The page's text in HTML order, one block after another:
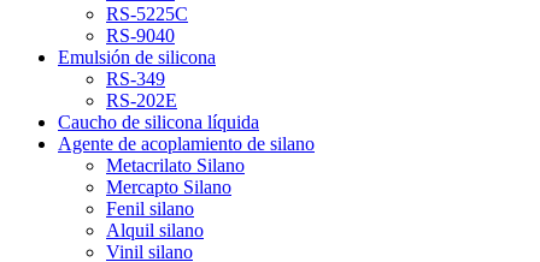
RS-5225C
RS-9040
Emulsión de silicona
RS-349
RS-202E
Caucho de silicona líquida
Agente de acoplamiento de silano
Metacrilato Silano
Mercapto Silano
Fenil silano
Alquil silano
Vinil silano